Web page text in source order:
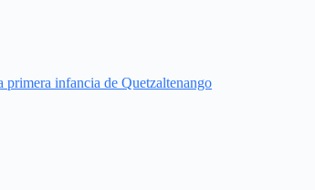
primera infancia de Quetzaltenango